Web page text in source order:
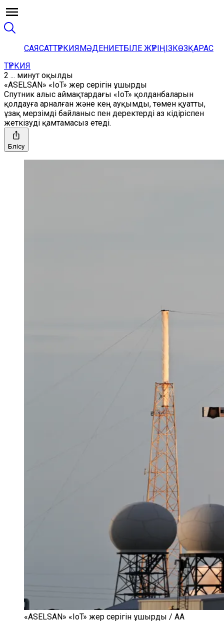
САЯСАТТҮРКИЯМӘДЕНИЕТБІЛЕ ЖҮРІҢІЗКӨЗҚАРАС
ТҮРКИЯ
2 ... минут оқылды
«ASELSAN» «IoT» жер серігін ұшырды
Спутник алыс аймақтардағы «IoT» қолданбаларын
қолдауға арналған және кең ауқымды, төмен қуатты,
ұзақ мерзімді байланыс пен деректерді аз кідіріспен
жеткізуді қамтамасыз етеді.
Бөлісу
«ASELSAN» «IoT» жер серігін ұшырды / AA